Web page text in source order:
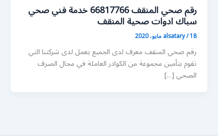
رقم صحي المنقف 66817766 خدمة فني صحي
سباك ادوات صحية المنقف
alsatary/18 مايو، 2020
رقم صحي المنقف معرف لدى الجميع يعمل لدى شركتنا التي
تقوم بتأمين مجموعة من الكوادر العاملة في مجال الصرف
الصحي […]